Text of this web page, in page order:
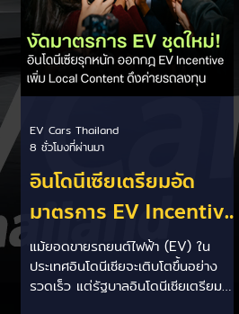
อินโดนีเซียเตรียมอัด
มาตรการ EV Incentive
ชุดใหม่! บีบตั้งโรงงานและ
เพิ่ม Local Content ชิง
แม้ยอดขายรถยนต์ไฟฟ้า (EV) ใน
ประเทศอินโดนีเซียจะเติบโตขึ้นอย่าง
รวดเร็ว แต่รัฐบาลอินโดนีเซียเตรียม
EV Cars Thailand
8 ชั่วโมงที่ผ่านมา